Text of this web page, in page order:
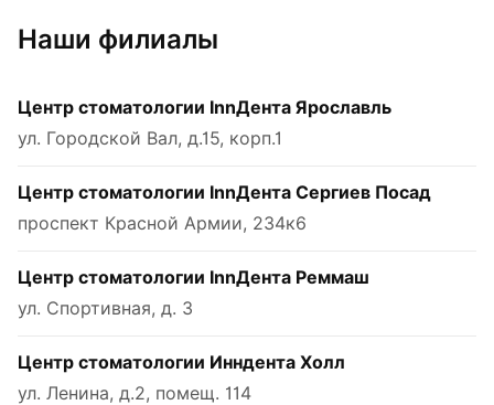
Наши филиалы
Центр стоматологии InnДента Ярославль
ул. Городской Вал, д.15, корп.1
Центр стоматологии InnДента Сергиев Посад
проспект Красной Армии, 234к6
Центр стоматологии InnДента Реммаш
ул. Спортивная, д. 3
Центр стоматологии Инндента Холл
ул. Ленина, д.2, помещ. 114